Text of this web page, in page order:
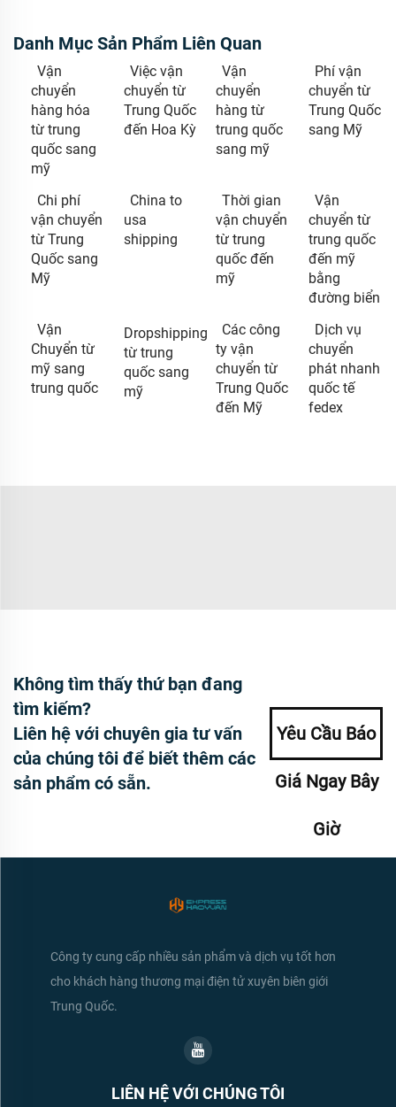
Danh Mục Sản Phẩm Liên Quan
Vận
chuyển
hàng hóa
từ trung
quốc sang
mỹ
Việc vận
chuyển từ
Trung Quốc
đến Hoa Kỳ
Vận
chuyển
hàng từ
trung quốc
sang mỹ
Phí vận
chuyển từ
Trung Quốc
sang Mỹ
Chi phí
vận chuyển
từ Trung
Quốc sang
Mỹ
China to
usa
shipping
Thời gian
vận chuyển
từ trung
quốc đến
mỹ
Vận
chuyển từ
trung quốc
đến mỹ
bằng
đường biển
Vận
Chuyển từ
mỹ sang
trung quốc
Dropshipping
từ trung
quốc sang
mỹ
Các công
ty vận
chuyển từ
Trung Quốc
đến Mỹ
Dịch vụ
chuyển
phát nhanh
quốc tế
fedex
Không tìm thấy thứ bạn đang
tìm kiếm?
Liên hệ với chuyên gia tư vấn
của chúng tôi để biết thêm các
sản phẩm có sẵn.
Yêu Cầu Báo
Giá Ngay Bây
Giờ
Công ty cung cấp nhiều sản phẩm và dịch vụ tốt hơn
cho khách hàng thương mại điện tử xuyên biên giới
Trung Quốc.
LIÊN HỆ VỚI CHÚNG TÔI